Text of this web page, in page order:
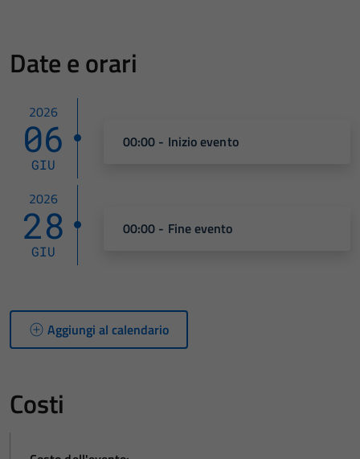
Date e orari
2026
06
GIU
00:00 - Inizio evento
2026
28
GIU
00:00 - Fine evento
Aggiungi al calendario
Costi